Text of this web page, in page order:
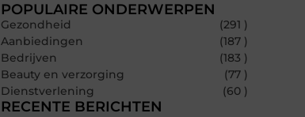
POPULAIRE ONDERWERPEN
Gezondheid
(291 )
Aanbiedingen
(187 )
Bedrijven
(183 )
Beauty en verzorging
(77 )
Dienstverlening
(60 )
RECENTE BERICHTEN